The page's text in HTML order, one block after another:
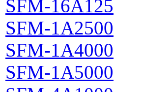
SFM-16A125
SFM-1A2500
SFM-1A4000
SFM-1A5000